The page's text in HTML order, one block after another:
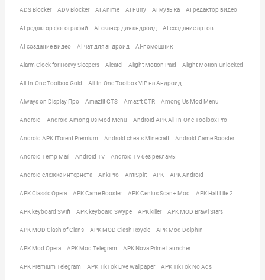
ADS Blocker ADV Blocker AI Anime AI Furry AI музыка AI редактор видео
AI редактор фотографий AI сканер для андроид AI создание артов
AI создание видео AI чат для андроид AI-помощник
Alarm Clock for Heavy Sleepers Alcatel Alight Motion Paid Alight Motion Unlocked
All-In-One Toolbox Gold All-In-One Toolbox VIP на Андроид
Always on Display Про Amazfit GTS Amazft GTR Among Us Mod Menu
Android Android Among Us Mod Menu Android APK All-In-One Toolbox Pro
Android APK tTorent Premium Android cheats Minecraft Android Game Booster
Android Temp Mail Android TV Android TV без рекламы
Android слежка интернета AnkiPro AntiSplit APK APK Android
APK Classic Opera APK Game Booster APK Genius Scan+ Mod APK Half Life 2
APK keyboard Swift APK keyboard Swype APK killer APK MOD Brawl Stars
APK MOD Clash of Clans APK MOD Clash Royale APK Mod Dolphin
APK Mod Opera APK Mod Telegram APK Nova Prime Launcher
APK Premium Telegram APK TikTok Live Wallpaper APK TikTok No Ads